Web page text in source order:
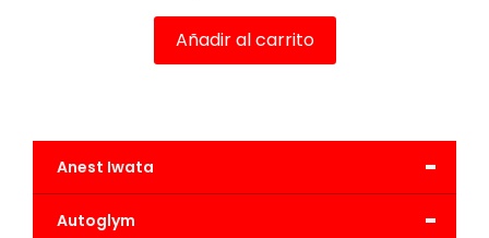
Añadir al carrito
-
Anest Iwata
-
Autoglym